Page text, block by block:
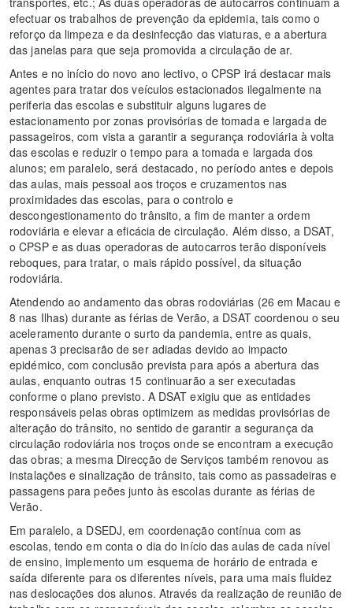
efectuar os trabalhos de prevenção da epidemia, tais como o
reforço da limpeza e da desinfecção das viaturas, e a abertura
das janelas para que seja promovida a circulação de ar.
Antes e no início do novo ano lectivo, o CPSP irá destacar mais
agentes para tratar dos veículos estacionados ilegalmente na
periferia das escolas e substituir alguns lugares de
estacionamento por zonas provisórias de tomada e largada de
passageiros, com vista a garantir a segurança rodoviária à volta
das escolas e reduzir o tempo para a tomada e largada dos
alunos; em paralelo, será destacado, no período antes e depois
das aulas, mais pessoal aos troços e cruzamentos nas
proximidades das escolas, para o controlo e
descongestionamento do trânsito, a fim de manter a ordem
rodoviária e elevar a eficácia de circulação. Além disso, a DSAT,
o CPSP e as duas operadoras de autocarros terão disponíveis
reboques, para tratar, o mais rápido possível, da situação
rodoviária.
Atendendo ao andamento das obras rodoviárias (26 em Macau e
8 nas Ilhas) durante as férias de Verão, a DSAT coordenou o seu
aceleramento durante o surto da pandemia, entre as quais,
apenas 3 precisarão de ser adiadas devido ao impacto
epidémico, com conclusão prevista para após a abertura das
aulas, enquanto outras 15 continuarão a ser executadas
conforme o plano previsto. A DSAT exigiu que as entidades
responsáveis pelas obras optimizem as medidas provisórias de
alteração do trânsito, no sentido de garantir a segurança da
circulação rodoviária nos troços onde se encontram a execução
das obras; a mesma Direcção de Serviços também renovou as
instalações e sinalização de trânsito, tais como as passadeiras e
passagens para peões junto às escolas durante as férias de
Verão.
Em paralelo, a DSEDJ, em coordenação contínua com as
escolas, tendo em conta o dia do início das aulas de cada nível
de ensino, implemento um esquema de horário de entrada e
saída diferente para os diferentes níveis, para uma mais fluidez
nas deslocações dos alunos. Através da realização de reunião de